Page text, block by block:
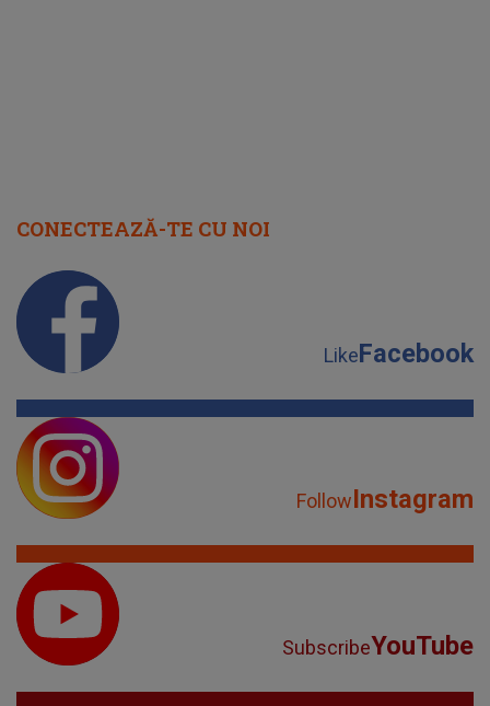
CONECTEAZĂ-TE CU NOI
LikeFacebook
FollowInstagram
SubscribeYouTube